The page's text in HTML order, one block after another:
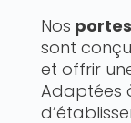
Nos
sont
et offrir
Adaptées